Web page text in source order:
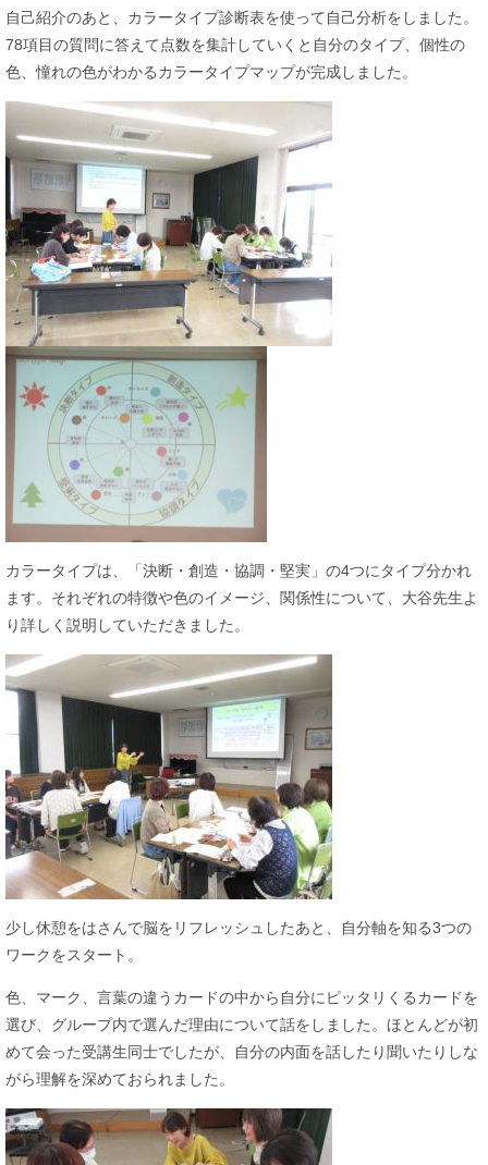
​自己紹介のあと、カラータイプ診断表を使って自己分析をしました。
78項目の質問に答えて点数を集計していくと自分のタイプ、個性の
色、憧れの色がわかるカラータイプマップが完成しました。
カラータイプは、「決断・創造・協調・堅実」の4つにタイプ分かれ
ます。それぞれの特徴や色のイメージ、関係性について、大谷先生よ
り詳しく説明していただきました。
少し休憩をはさんで脳をリフレッシュしたあと、自分軸を知る3つの
ワークをスタート。
色、マーク、言葉の違うカードの中から自分にピッタリくるカードを
選び、グループ内で選んだ理由について話をしました。ほとんどが初
めて会った受講生同士でしたが、自分の内面を話したり聞いたりしな
がら理解を深めておられました。